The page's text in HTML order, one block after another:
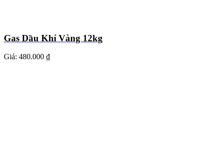
Gas Dầu Khí Vàng 12kg
Giá: 480.000 ₫